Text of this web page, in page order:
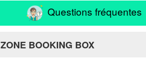
Questions fréquentes
ZONE BOOKING BOX